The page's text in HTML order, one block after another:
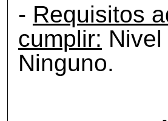
- Requisitos
cumplir:
Ninguno.